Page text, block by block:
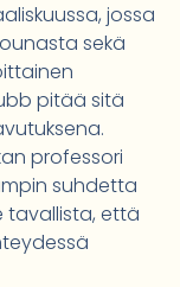
jossa
sekä
pitää sitä
professori
suhdetta
tavallista, että